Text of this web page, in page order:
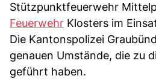
Stützpunktfeuerwehr
Feuerwehr Klosters im
Die Kantonspolizei
genauen Umstände, die zu
geführt haben.